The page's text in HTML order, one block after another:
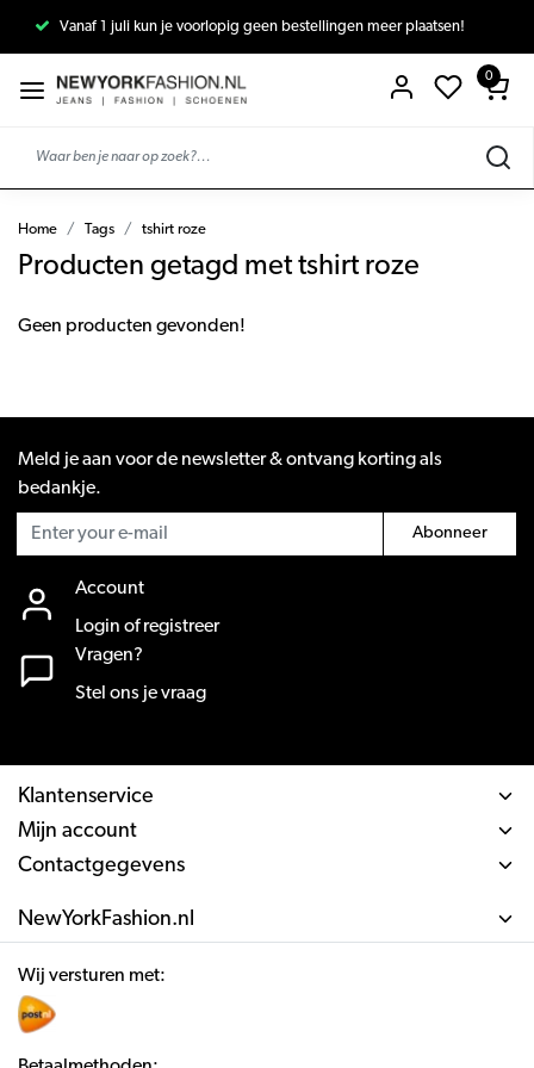
Vanaf 1 juli kun je voorlopig geen bestellingen meer plaatsen!
0
Home Tags tshirt roze
Producten getagd met tshirt roze
Geen producten gevonden!
Meld je aan voor de newsletter & ontvang korting als
bedankje.
Abonneer
Account
Login of registreer
Vragen?
Stel ons je vraag
Klantenservice
Mijn account
Contactgegevens
NewYorkFashion.nl
Wij versturen met: